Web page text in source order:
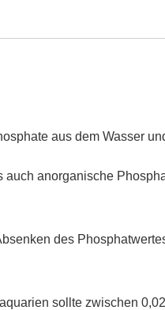
aus dem Wasser
auch anorganische
des
sollte zwischen